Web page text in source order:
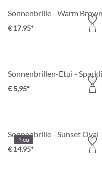
Sonnenbrille - Warm Brown
€ 17,95*
Sonnenbrillen-Etui -
€ 5,95*
Neu
Sonnenbrille - Sunset Oval
€ 14,95*